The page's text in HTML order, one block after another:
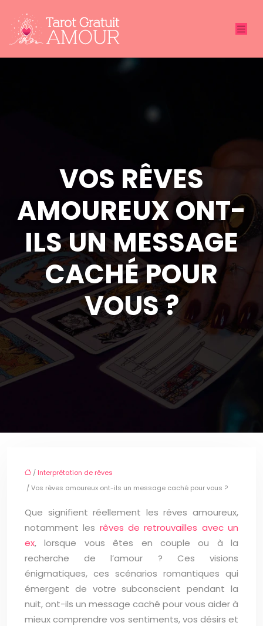
VOS RÊVES
AMOUREUX ONT-
ILS UN MESSAGE
CACHÉ POUR
VOUS ?
/ Interprétation de rêves
/ Vos rêves amoureux ont-ils un message caché pour vous ?
Que signifient réellement les rêves amoureux,
notamment les rêves de retrouvailles avec un
ex, lorsque vous êtes en couple ou à la
recherche de l’amour ? Ces visions
énigmatiques, ces scénarios romantiques qui
émergent de votre subconscient pendant la
nuit, ont-ils un message caché pour vous aider à
mieux comprendre vos sentiments, vos désirs et